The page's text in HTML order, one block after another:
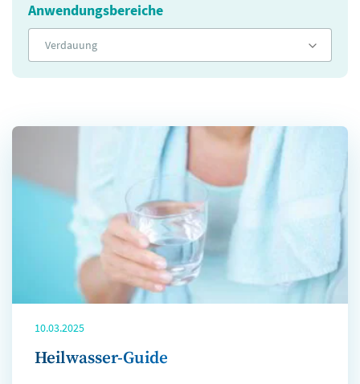
Anwendungsbereiche
Verdauung
10.03.2025
Heilwasser-Guide